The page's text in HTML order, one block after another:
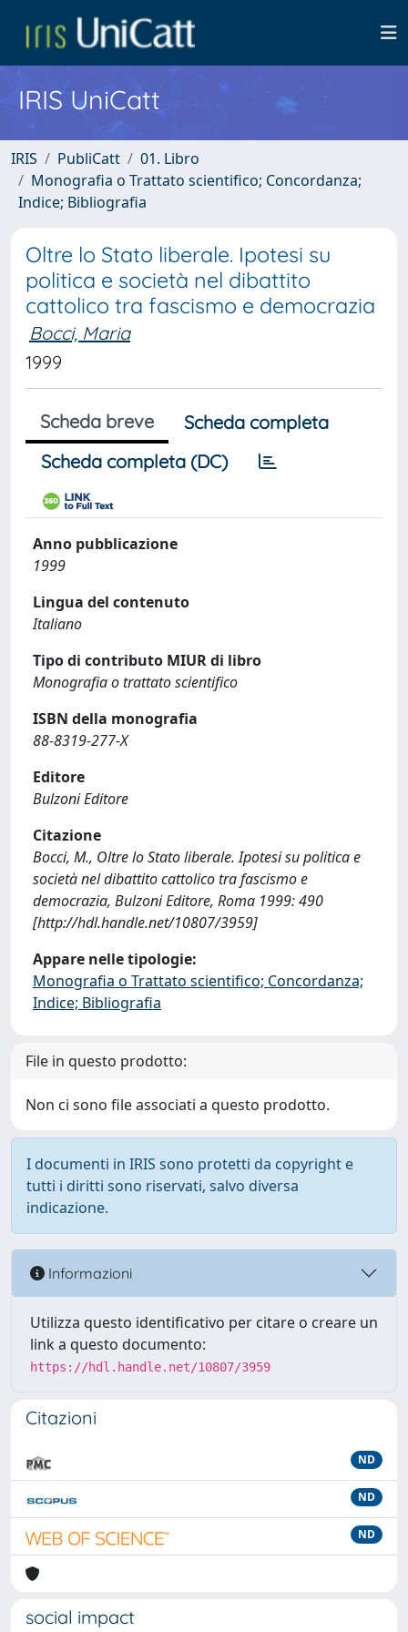
IRIS UniCatt
IRIS PubliCatt
01. Libro
Monografia o Trattato scientifico; Concordanza;
Indice; Bibliografia
Oltre lo Stato liberale. Ipotesi su
politica e società nel dibattito
cattolico tra fascismo e democrazia
Bocci, Maria
1999
Scheda breve
Scheda completa
Scheda completa (DC)
Anno pubblicazione
1999
Lingua del contenuto
Italiano
Tipo di contributo MIUR di libro
Monografia o trattato scientifico
ISBN della monografia
88-8319-277-X
Editore
Bulzoni Editore
Citazione
Bocci, M., Oltre lo Stato liberale. Ipotesi su politica e
società nel dibattito cattolico tra fascismo e
democrazia, Bulzoni Editore, Roma 1999: 490
[http://hdl.handle.net/10807/3959]
Appare nelle tipologie:
Monografia o Trattato scientifico; Concordanza;
Indice; Bibliografia
File in questo prodotto:
Non ci sono file associati a questo prodotto.
I documenti in IRIS sono protetti da copyright e
tutti i diritti sono riservati, salvo diversa
indicazione.
Informazioni
Utilizza questo identificativo per citare o creare un
link a questo documento:
https://hdl.handle.net/10807/3959
Citazioni
ND
ND
ND
social impact